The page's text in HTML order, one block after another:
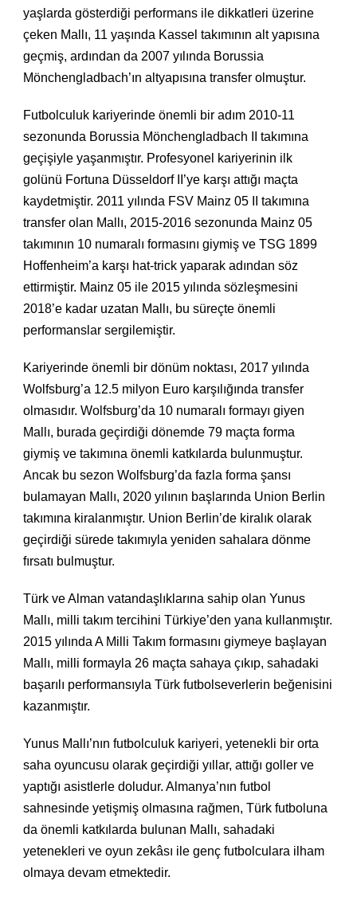
yaşlarda gösterdiği performans ile dikkatleri üzerine
çeken Mallı, 11 yaşında Kassel takımının alt yapısına
geçmiş, ardından da 2007 yılında Borussia
Mönchengladbach’ın altyapısına transfer olmuştur.
Futbolculuk kariyerinde önemli bir adım 2010-11
sezonunda Borussia Mönchengladbach II takımına
geçişiyle yaşanmıştır. Profesyonel kariyerinin ilk
golünü Fortuna Düsseldorf II’ye karşı attığı maçta
kaydetmiştir. 2011 yılında FSV Mainz 05 II takımına
transfer olan Mallı, 2015-2016 sezonunda Mainz 05
takımının 10 numaralı formasını giymiş ve TSG 1899
Hoffenheim’a karşı hat-trick yaparak adından söz
ettirmiştir. Mainz 05 ile 2015 yılında sözleşmesini
2018’e kadar uzatan Mallı, bu süreçte önemli
performanslar sergilemiştir.
Kariyerinde önemli bir dönüm noktası, 2017 yılında
Wolfsburg’a 12.5 milyon Euro karşılığında transfer
olmasıdır. Wolfsburg’da 10 numaralı formayı giyen
Mallı, burada geçirdiği dönemde 79 maçta forma
giymiş ve takımına önemli katkılarda bulunmuştur.
Ancak bu sezon Wolfsburg’da fazla forma şansı
bulamayan Mallı, 2020 yılının başlarında Union Berlin
takımına kiralanmıştır. Union Berlin’de kiralık olarak
geçirdiği sürede takımıyla yeniden sahalara dönme
fırsatı bulmuştur.
Türk ve Alman vatandaşlıklarına sahip olan Yunus
Mallı, milli takım tercihini Türkiye’den yana kullanmıştır.
2015 yılında A Milli Takım formasını giymeye başlayan
Mallı, milli formayla 26 maçta sahaya çıkıp, sahadaki
başarılı performansıyla Türk futbolseverlerin beğenisini
kazanmıştır.
Yunus Mallı’nın futbolculuk kariyeri, yetenekli bir orta
saha oyuncusu olarak geçirdiği yıllar, attığı goller ve
yaptığı asistlerle doludur. Almanya’nın futbol
sahnesinde yetişmiş olmasına rağmen, Türk futboluna
da önemli katkılarda bulunan Mallı, sahadaki
yetenekleri ve oyun zekâsı ile genç futbolculara ilham
olmaya devam etmektedir.